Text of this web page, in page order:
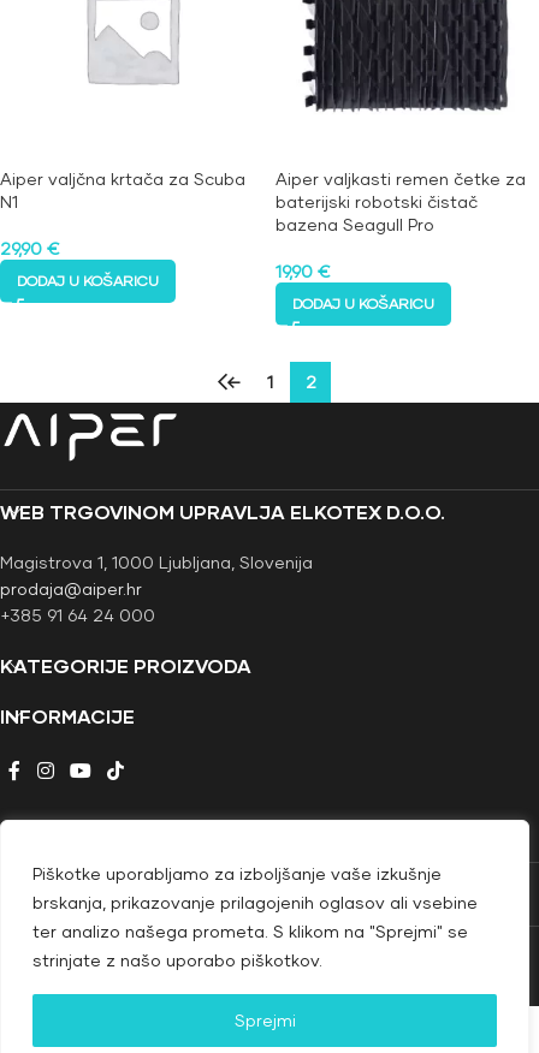
Piškotke uporabljamo za izboljšanje vaše izkušnje
brskanja, prikazovanje prilagojenih oglasov ali vsebine
ter analizo našega prometa. S klikom na "Sprejmi" se
strinjate z našo uporabo piškotkov.
Sprejmi
Aiper valjčna krtača za Scuba
N1
29,90 €
DODAJ U KOŠARICU
Aiper valjkasti remen četke za
baterijski robotski čistač
bazena Seagull Pro
19,90 €
DODAJ U KOŠARICU
← 1 2
WEB TRGOVINOM UPRAVLJA ELKOTEX D.O.O.
Magistrova 1, 1000 Ljubljana, Slovenija
prodaja@aiper.hr
+385 91 64 24 000
KATEGORIJE PROIZVODA
INFORMACIJE
PRIJAVA NA OBVEŠČANJE
© Copyright 2026